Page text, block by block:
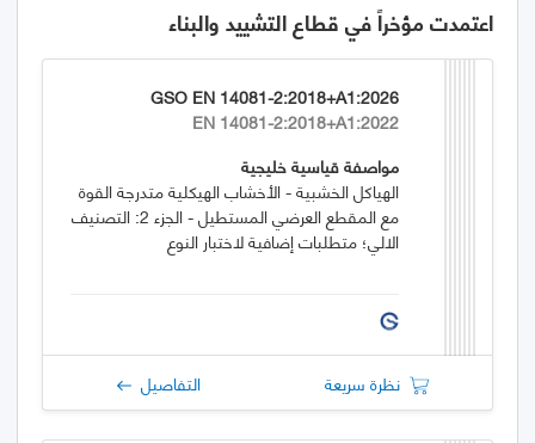
اعتمدت مؤخراً في قطاع التشييد والبناء
GSO EN 14081-2:2018+A1:2026
EN 14081-2:2018+A1:2022
مواصفة قياسية خليجية
الهياكل الخشبية - الأخشاب الهيكلية متدرجة القوة
مع المقطع العرضي المستطيل - الجزء 2: التصنيف
الالي؛ متطلبات إضافية لاختبار النوع
نظرة سريعة التفاصيل